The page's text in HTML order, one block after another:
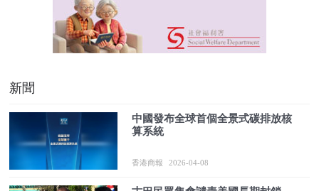
新聞
中國發布全球首個全景式碳排放核
算系統
香港商報 2026-04-08